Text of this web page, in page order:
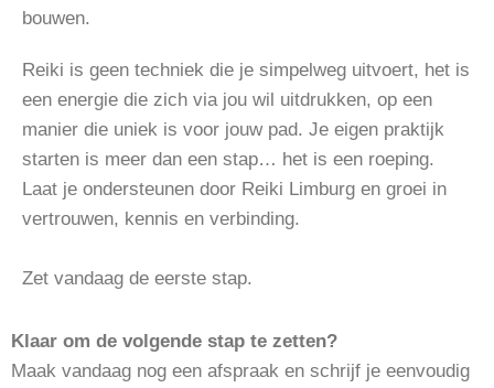
bouwen.
Reiki is geen techniek die je simpelweg uitvoert, het is
een energie die zich via jou wil uitdrukken, op een
manier die uniek is voor jouw pad. Je eigen praktijk
starten is meer dan een stap… het is een roeping.
Laat je ondersteunen door Reiki Limburg en groei in
vertrouwen, kennis en verbinding.
Zet vandaag de eerste stap.
Klaar om de volgende stap te zetten?
Maak vandaag nog een afspraak en schrijf je eenvoudig